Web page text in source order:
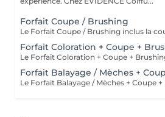
Forfait Coupe / Brushing
Forfait Coloration + Coupe +
Forfait Balayage / Mèches +